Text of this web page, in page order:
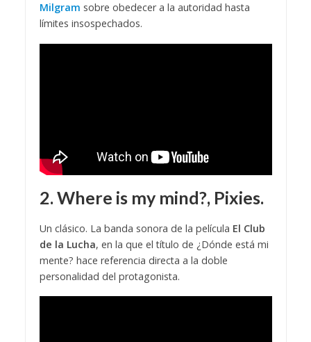
Milgram sobre obedecer a la autoridad hasta
límites insospechados.
2. Where is my mind?, Pixies.
Un clásico. La banda sonora de la película El Club
de la Lucha, en la que el título de ¿Dónde está mi
mente? hace referencia directa a la doble
personalidad del protagonista.